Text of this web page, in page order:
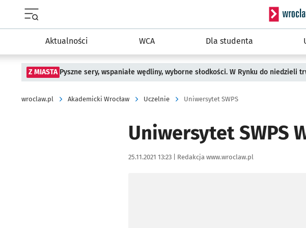
Menu główne portalu wroclaw.pl
Serwis
Aktualności WCA Dla studenta
Z MIASTA Pyszne sery, wspaniałe wędliny, wyborne słodkości. W Rynku do niedzieli
wroclaw.pl Akademicki Wrocław Uczelnie Uniwersytet SWPS
Uniwersytet SWPS
Data publikacji:
25.11.2021 13:23 | Autor:
Redakcja www.wroclaw.pl